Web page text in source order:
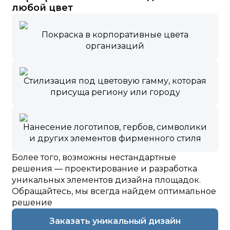
любой цвет
Покраска в корпоративные цвета
организаций
Стилизация под цветовую гамму, которая
присуща региону или городу
Нанесение логотипов, гербов, символики
и других элементов фирменного стиля
Более того, возможны нестандартные
решения — проектирование и разработка
уникальных элементов дизайна площадок.
Обращайтесь, мы всегда найдем оптимальное
решение
Заказать уникальный дизайн